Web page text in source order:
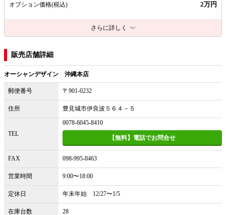
オプション価格(税込) 2万円
さらに詳しく
販売店舗詳細
オーシャンデザイン 沖縄本店
郵便番号 〒901-0232
住所 豊見城市伊良波５６４－５
TEL
0078-6045-8410
【無料】電話でお問合せ
FAX 098-995-8463
営業時間 9:00〜18:00
定休日 年末年始 12/27〜1/5
在庫台数 28